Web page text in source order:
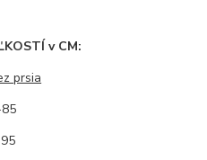
v CM:
prsia